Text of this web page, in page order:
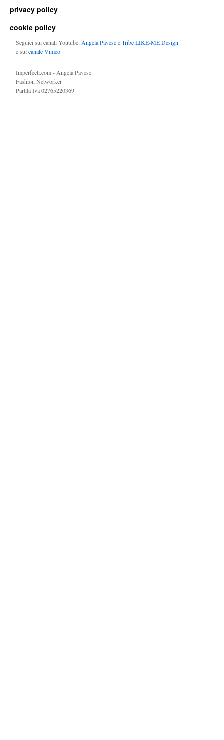
privacy policy
cookie policy
Seguici sui canali Youtube: Angela PaveseeTribe LIKE-ME Design
e sulcanale Vimeo
Imperfecti.com - Angela Pavese
Fashion Networker
Partita Iva 02765220369